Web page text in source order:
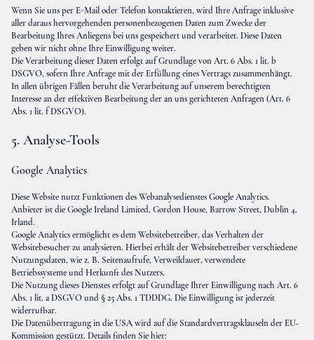
Wenn Sie uns per E-Mail oder Telefon kontaktieren, wird Ihre Anfrage inklusive
aller daraus hervorgehenden personenbezogenen Daten zum Zwecke der
Bearbeitung Ihres Anliegens bei uns gespeichert und verarbeitet. Diese Daten
geben wir nicht ohne Ihre Einwilligung weiter.
Die Verarbeitung dieser Daten erfolgt auf Grundlage von Art. 6 Abs. 1 lit. b
DSGVO, sofern Ihre Anfrage mit der Erfüllung eines Vertrags zusammenhängt.
In allen übrigen Fällen beruht die Verarbeitung auf unserem berechtigten
Interesse an der effektiven Bearbeitung der an uns gerichteten Anfragen (Art. 6
Abs. 1 lit. f DSGVO).
5. Analyse-Tools
Google Analytics
Diese Website nutzt Funktionen des Webanalysedienstes Google Analytics.
Anbieter ist die Google Ireland Limited, Gordon House, Barrow Street, Dublin 4,
Irland.
Google Analytics ermöglicht es dem Websitebetreiber, das Verhalten der
Websitebesucher zu analysieren. Hierbei erhält der Websitebetreiber verschiedene
Nutzungsdaten, wie z. B. Seitenaufrufe, Verweildauer, verwendete
Betriebssysteme und Herkunft des Nutzers.
Die Nutzung dieses Dienstes erfolgt auf Grundlage Ihrer Einwilligung nach Art. 6
Abs. 1 lit. a DSGVO und § 25 Abs. 1 TDDDG. Die Einwilligung ist jederzeit
widerrufbar.
Die Datenübertragung in die USA wird auf die Standardvertragsklauseln der EU-
Kommission gestützt. Details finden Sie hier: